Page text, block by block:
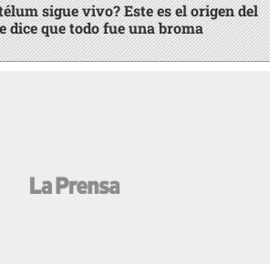
sigue vivo? Este es el origen del
dice que todo fue una broma